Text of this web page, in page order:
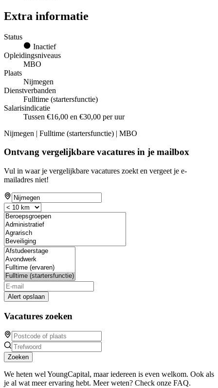
Extra informatie
Status
Inactief
Opleidingsniveaus
MBO
Plaats
Nijmegen
Dienstverbanden
Fulltime (startersfunctie)
Salarisindicatie
Tussen €16,00 en €30,00 per uur
Nijmegen | Fulltime (startersfunctie) | MBO
Ontvang vergelijkbare vacatures in je mailbox
Vul in waar je vergelijkbare vacatures zoekt en vergeet je e-
mailadres niet!
Alert opslaan
Vacatures zoeken
Zoeken
We heten wel YoungCapital, maar iedereen is even welkom. Ook als
je al wat meer ervaring hebt. Meer weten? Check onze FAQ.